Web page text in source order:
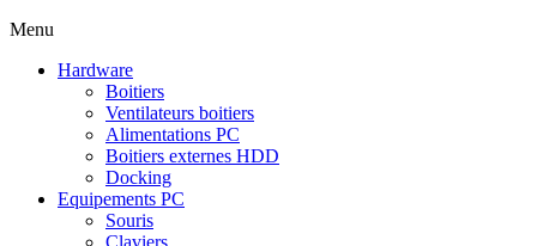
Menu
Hardware
Boitiers
Ventilateurs boitiers
Alimentations PC
Boitiers externes HDD
Docking
Equipements PC
Souris
Claviers